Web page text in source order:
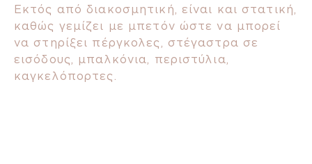
Εκτός από διακοσμητική, είναι και στατική,
καθώς γεμίζει με μπετόν ώστε να μπορεί
να στηρίξει πέργκολες, στέγαστρα σε
εισόδους, μπαλκόνια, περιστύλια,
καγκελόπορτες.